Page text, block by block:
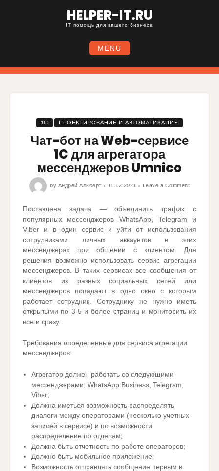
HELPER-IT.RU
IT помощь для вашего бизнеса
MENU
1С ПРОЕКТИРОВАНИЕ И АВТОМАТИЗАЦИЯ
Чат-бот на Web-сервисе
1C для агрегатора
мессенджеров Umnico
by Андрей Альберт 11.12.2021 Leave a Comment
Поставлена задача — объединить трафик с
популярных мессенджеров WhatsApp, Telegram и
Viber и в один сервис и уйти от использования
сотрудниками личных аккаунтов в этих
мессенджерах при общении с клиентом. Для
решения возможно использовать сервис агрегации
мессенджеров. В таких сервисах все сообщения от
клиентов из разных социальных сетей или
мессенджеров попадают в одно окно с которым
работает сотрудник. Сотруднику не нужно иметь
открытыми по 3-5 и более страниц и мониторить их
все и сразу.
Требования определенные для сервиса агрегации
мессенджеров:
Агрегатор должен работать со следующими
мессенджерами: WhatsApp Business, Telegram,
Viber;
Должна иметься возможность распределять
диалоги между операторами (несколько учетных
записей в сервисе) и по возможности
распределение по отделам;
Должна быть отчетность по работе операторов;
Должно быть мобильное приложение;
Возможность отправлять сообщение первым в